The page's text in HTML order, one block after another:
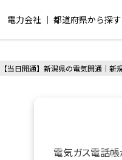
電力会社 │ 都道府県から探す
【当日開通】新潟県の電気開通｜新
電気ガス電話